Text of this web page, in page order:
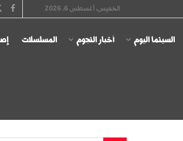
الخميس, أغسطس 6, 2026
السينما اليوم أخبار النجوم المسلسلات